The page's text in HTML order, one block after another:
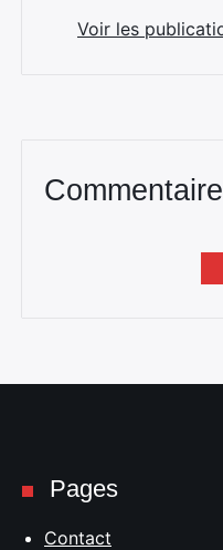
Voir les
Pages
Contact